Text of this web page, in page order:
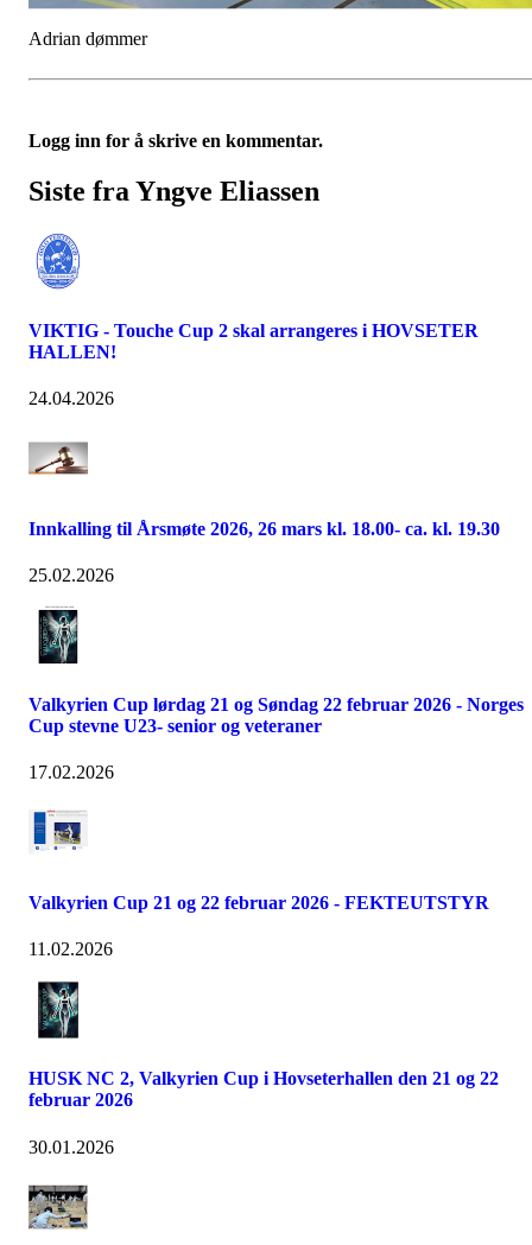
Adrian dømmer
Logg inn for å skrive en kommentar.
Siste fra Yngve Eliassen
VIKTIG - Touche Cup 2 skal arrangeres i HOVSETER
HALLEN!
24.04.2026
Innkalling til Årsmøte 2026, 26 mars kl. 18.00- ca. kl. 19.30
25.02.2026
Valkyrien Cup lørdag 21 og Søndag 22 februar 2026 - Norges
Cup stevne U23- senior og veteraner
17.02.2026
Valkyrien Cup 21 og 22 februar 2026 - FEKTEUTSTYR
11.02.2026
HUSK NC 2, Valkyrien Cup i Hovseterhallen den 21 og 22
februar 2026
30.01.2026